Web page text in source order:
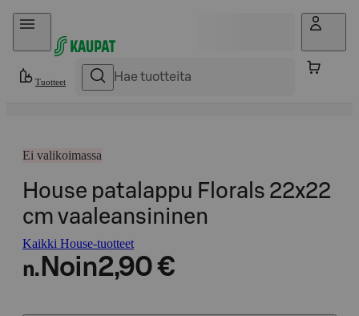
Hyppää sisältöön
Tuotteet
Ei valikoimassa
House patalappu Florals 22x22
cm vaaleansininen
Kaikki House-tuotteet
n. Noin2,90 €